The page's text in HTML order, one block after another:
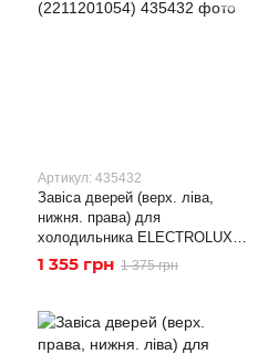
Артикул: 435432
Завіса дверей (верх. ліва,
нижня. права) для
холодильника ELECTROLUX
(2211201054)
1 355 грн 1 375 грн